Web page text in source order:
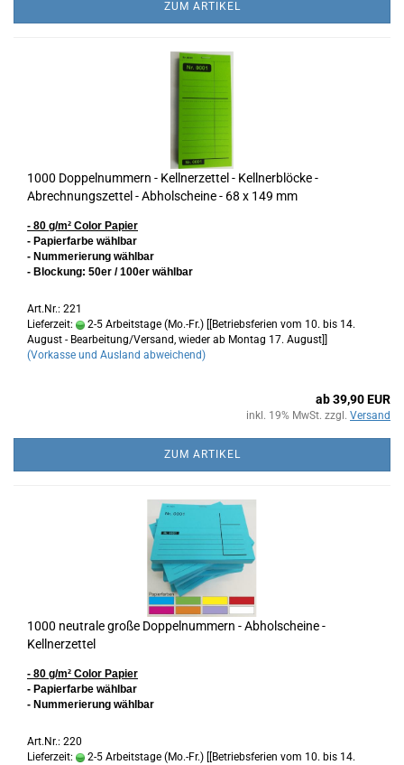
ZUM ARTIKEL
1000 Doppelnummern - Kellnerzettel - Kellnerblöcke -
Abrechnungszettel - Abholscheine - 68 x 149 mm
- 80 g/m² Color Papier
- Papierfarbe wählbar
- Nummerierung wählbar
- Blockung: 50er / 100er wählbar
Art.Nr.: 221
Lieferzeit:
2-5 Arbeitstage (Mo.-Fr.) [[Betriebsferien vom 10. bis 14.
August - Bearbeitung/Versand, wieder ab Montag 17. August]]
(Vorkasse und Ausland abweichend)
ab 39,90 EUR
inkl. 19% MwSt. zzgl. Versand
ZUM ARTIKEL
1000 neutrale große Doppelnummern - Abholscheine -
Kellnerzettel
- 80 g/m² Color Papier
- Papierfarbe wählbar
- Nummerierung wählbar
Art.Nr.: 220
Lieferzeit:
2-5 Arbeitstage (Mo.-Fr.) [[Betriebsferien vom 10. bis 14.